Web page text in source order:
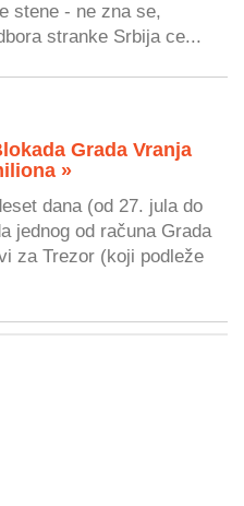
stene - ne zna se,
stranke Srbija ce...
Grada Vranja
»
dana (od 27. jula do
jednog od računa Grada
za Trezor (koji podleže